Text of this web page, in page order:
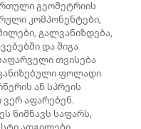
გეომეტრიის
კომპონენტები,
გალვანიზდება,
და შიგა
თვისება
ფოლადი
ან სპრეის
აფარებენ.
ნიშნავს საფარს,